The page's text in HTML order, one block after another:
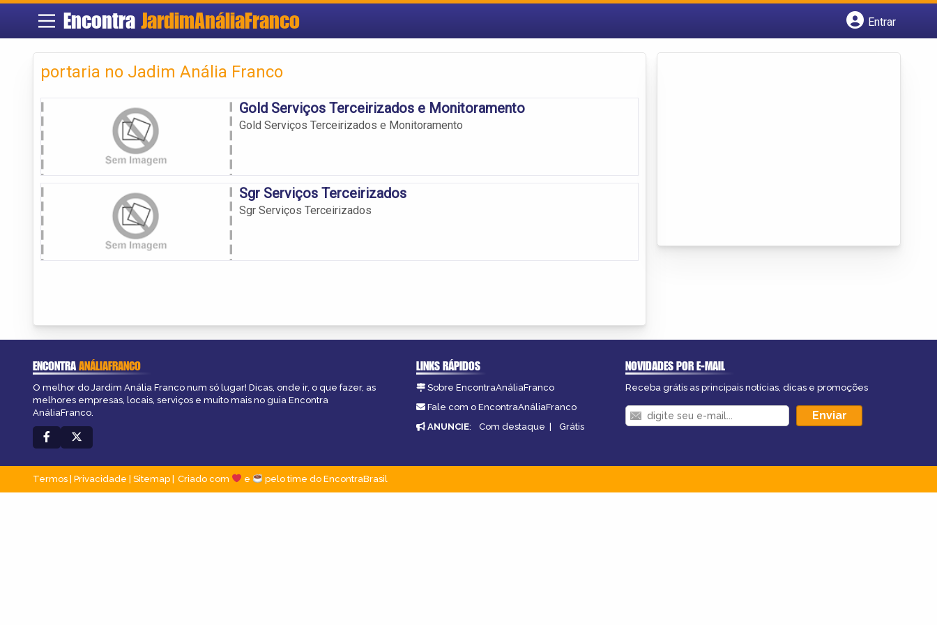
Encontra JardimAnáliaFranco
Entrar
portaria no Jadim Anália Franco
Gold Serviços Terceirizados e Monitoramento
Gold Serviços Terceirizados e Monitoramento
Sgr Serviços Terceirizados
Sgr Serviços Terceirizados
ENCONTRAANÁLIAFRANCO
O melhor do Jardim Anália Franco num só lugar! Dicas, onde ir, o que fazer, as
melhores empresas, locais, serviços e muito mais no guia Encontra
AnáliaFranco.
LINKS RÁPIDOS
Sobre EncontraAnáliaFranco
Fale com o EncontraAnáliaFranco
ANUNCIE: Com destaque | Grátis
NOVIDADES POR E-MAIL
Receba grátis as principais notícias, dicas e promoções
Termos | Privacidade | Sitemap Criado com e pelo time do EncontraBrasil